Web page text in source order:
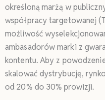
określoną marżą w
współpracy targetowanej
możliwość
ambasadorów marki z
kontentu. Aby z
skalować dystrybucję,
od 20% do 30% prowizji.